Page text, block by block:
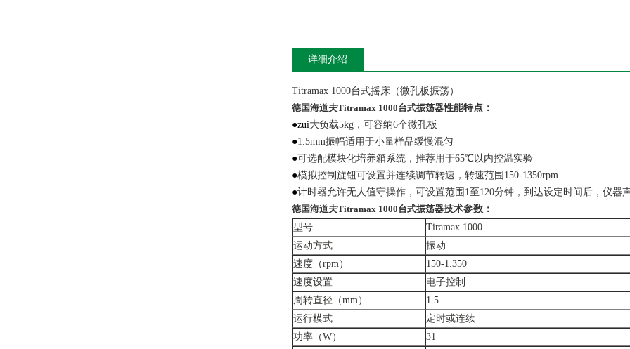
详细介绍
Titramax 1000台式摇床（微孔板振荡）
德国海道夫Titramax 1000台式振荡器性能特点：
●zui大负载5kg，可容纳6个微孔板
●1.5mm振幅适用于小量样品缓慢混匀
●可选配模块化培养箱系统，推荐用于65℃以内控温实验
●模拟控制旋钮可设置并连续调节转速，转速范围150-1350rpm
●计时器允许无人值守操作，可设置范围1至120分钟，到达设定时间后，仪器
德国海道夫Titramax 1000台式振荡器技术参数：
型号
Tiramax 1000
运动方式
振动
速度（rpm）
150-1.350
速度设置
电子控制
周转直径（mm）
1.5
运行模式
定时或连续
功率（W）
31